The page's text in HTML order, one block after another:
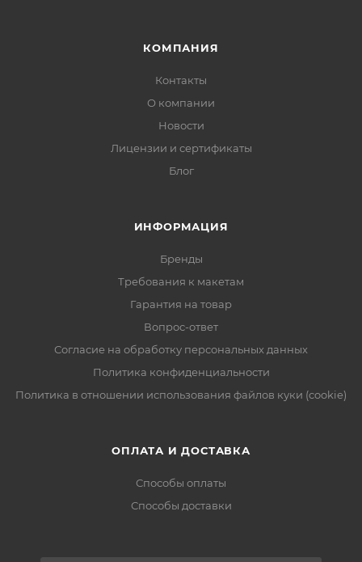
КОМПАНИЯ
Контакты
О компании
Новости
Лицензии и сертификаты
Блог
ИНФОРМАЦИЯ
Бренды
Требования к макетам
Гарантия на товар
Вопрос-ответ
Согласие на обработку персональных данных
Политика конфиденциальности
Политика в отношении использования файлов куки (cookie)
ОПЛАТА И ДОСТАВКА
Способы оплаты
Способы доставки